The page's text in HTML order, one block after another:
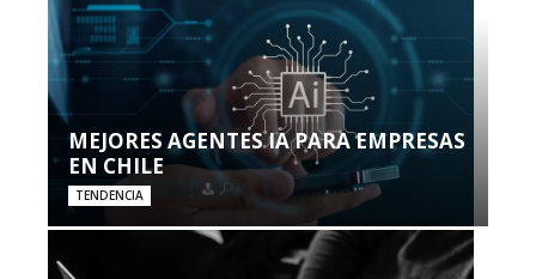
MEJORES AGENTES IA PARA EMPRESAS
EN CHILE
TENDENCIA